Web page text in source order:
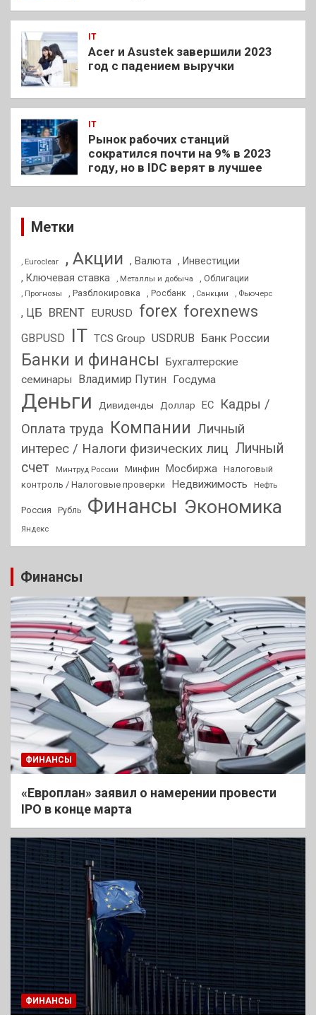
IT
Acer и Asustek завершили 2023
год с падением выручки
IT
Рынок рабочих станций
сократился почти на 9% в 2023
году, но в IDC верят в лучшее
Метки
, Euroclear , Акции , Валюта , Инвестиции
, Ключевая ставка
, Металлы и добыча , Облигации
, Прогнозы , Разблокировка , Росбанк , Санкции , Фьючерс
, ЦБ BRENT EURUSD forex forexnews
GBPUSD IT TCS Group USDRUB Банк России
Банки и финансы
Бухгалтерские
семинары
Владимир Путин Госдума
Деньги Дивиденды Доллар ЕС
Кадры /
Оплата труда Компании Личный
интерес / Налоги физических лиц Личный
счет
Минтруд России Минфин Мосбиржа Налоговый
контроль / Налоговые проверки
Недвижимость Нефть
Россия Рубль Финансы Экономика
Яндекс
Финансы
ФИНАНСЫ
«Европлан» заявил о намерении провести
IPO в конце марта
ФИНАНСЫ